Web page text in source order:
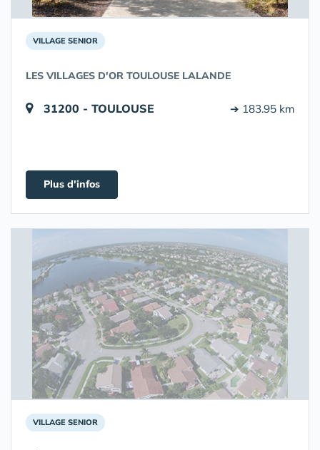
VILLAGE SENIOR
LES VILLAGES D'OR TOULOUSE LALANDE
31200 - TOULOUSE ➔ 183.95 km
Plus d'infos
VILLAGE SENIOR